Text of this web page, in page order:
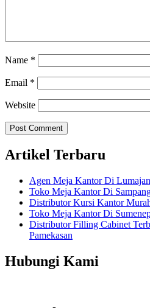
Name *
Email *
Website
Artikel Terbaru
Agen Meja Kantor Di
Toko Meja Kantor Di
Distributor Kursi Kantor
Toko Meja Kantor Di
Distributor Filling Cabinet
Pamekasan
Hubungi Kami